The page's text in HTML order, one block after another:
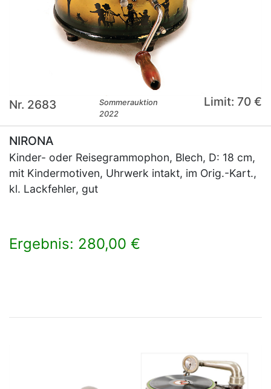
Nr. 2683
Sommerauktion
2022
Limit: 70 €
NIRONA
Kinder- oder Reisegrammophon, Blech, D: 18 cm,
mit Kindermotiven, Uhrwerk intakt, im Orig.-Kart.,
kl. Lackfehler, gut
Ergebnis: 280,00 €